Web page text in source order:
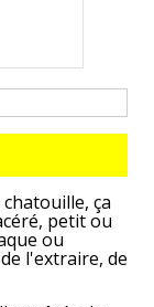
ça
petit ou
ou
l'extraire, de